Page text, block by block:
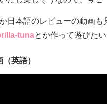
日本語のレビューの動画
tunaとか作って遊びたい
英語）